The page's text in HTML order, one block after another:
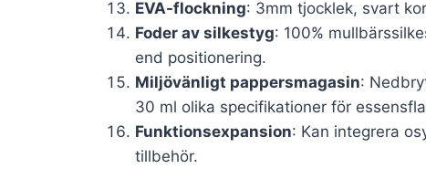
EVA-flockning: 3mm tjocklek, svart
Foder av silkestyg: 100%
end positionering.
Miljövänligt pappersmagasin:
30 ml olika specifikationer för
Funktionsexpansion: Kan integrera
tillbehör.